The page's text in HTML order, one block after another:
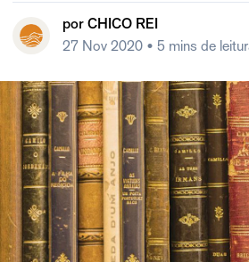
por CHICO REI
27 Nov 2020 • 5 mins de